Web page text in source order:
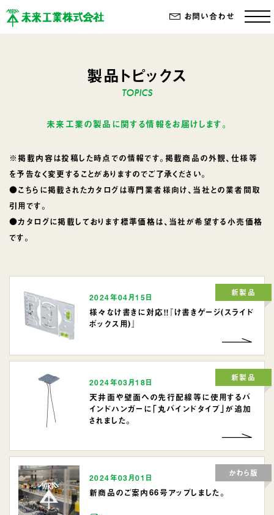
お問い合わせ
製品トピックス
未来工業の製品に関する情報をお届けします。
※掲載内容は投稿した時点での情報です。掲載商品の外観、仕様等
を予告なく変更することがありますのでご了承ください。
●こちらに掲載されたカタログは専門業者様向け、当社との業者間取
引用です。
●カタログに掲載しております標準価格は、当社が希望する小売価格
です。
2024年04月15日
様々なけ書きに対応！！『け書きゲージ(スライド
ボックス用)』
新製品
2024年03月18日
天井面や壁面への先行配線等に使用するバ
インドハンガーに「丸バインドタイプ」が追加
されました。
新製品
2024年03月01日
新商品のご案内66号アップしました。
かわら版